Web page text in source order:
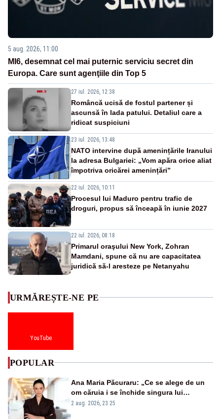
5 aug. 2026, 11:00
MI6, desemnat cel mai puternic serviciu secret din
Europa. Care sunt agenţiile din Top 5
27 iul. 2026, 12:38
Româncă ucisă de fostul partener și
ascunsă în lada patului. Detaliul care a
ridicat suspiciuni
23 iul. 2026, 13:48
NATO intervine după amenințările Iranului
la adresa Bulgariei: „Vom apăra orice aliat
împotriva oricărei amenințări”
22 iul. 2026, 10:11
Procesul lui Maduro pentru trafic de
droguri, propus să înceapă în iunie 2027
22 iul. 2026, 08:18
Primarul oraşului New York, Zohran
Mamdani, spune că nu are capacitatea
juridică să-l aresteze pe Netanyahu
URMĂREȘTE-NE PE
YouTube
POPULAR
Ana Maria Păcuraru: „Ce se alege de un
om căruia i se închide singura lui
portiță?”
2 aug. 2026, 23:25